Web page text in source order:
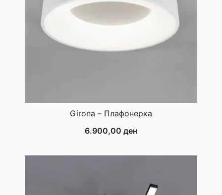
Girona – Плафонерка
6.900,00 ден